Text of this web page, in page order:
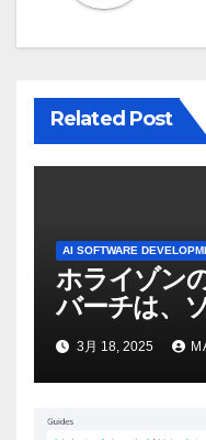
Related Post
AI SOFTWARE
ホライゾン
バーチは、
ビデオを見
マンスとい
感じた」と
3月 18, 2025